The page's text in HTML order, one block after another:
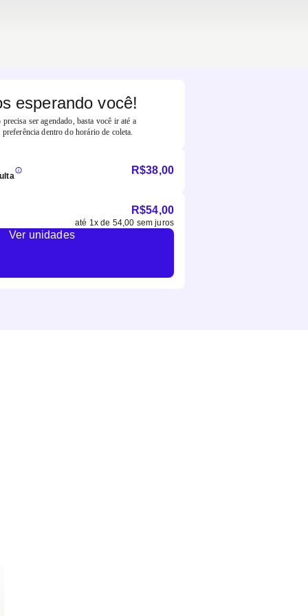
esperando você!
precisa ser agendado, basta você ir até a
preferência dentro do horário de coleta.
R$38,00
R$54,00
até 1x de 54,00 sem juros
Ver unidades